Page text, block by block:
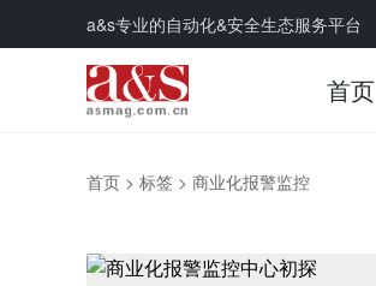
a&s专业的自动化&安全生态服务平台
首页
首页 > 标签 > 商业化报警监控